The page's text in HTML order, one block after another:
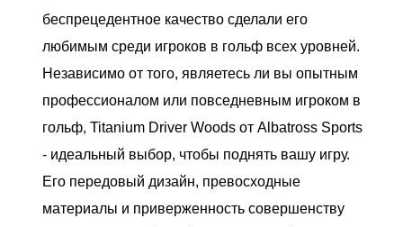
беспрецедентное качество сделали его
любимым среди игроков в гольф всех уровней.
Независимо от того, являетесь ли вы опытным
профессионалом или повседневным игроком в
гольф, Titanium Driver Woods от Albatross Sports
- идеальный выбор, чтобы поднять вашу игру.
Его передовый дизайн, превосходные
материалы и приверженность совершенству